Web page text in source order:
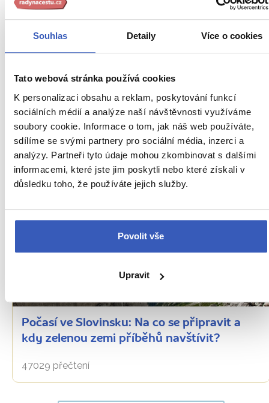
Souhlas Detaily Více o cookies
Tato webová stránka používá cookies
K personalizaci obsahu a reklam, poskytování funkcí
sociálních médií a analýze naší návštěvnosti využíváme
soubory cookie. Informace o tom, jak náš web používáte,
sdílíme se svými partnery pro sociální média, inzerci a
analýzy. Partneři tyto údaje mohou zkombinovat s dalšími
informacemi, které jste jim poskytli nebo které získali v
důsledku toho, že používáte jejich služby.
Povolit vše
Upravit
Mithraistické svatyně: kousek od Ptuje je
nejzdobenější i jedna z nejstarších svatyní
6805 přečtení
Počasí ve Slovinsku: Na co se připravit a
kdy zelenou zemi příběhů navštívit?
47029 přečtení